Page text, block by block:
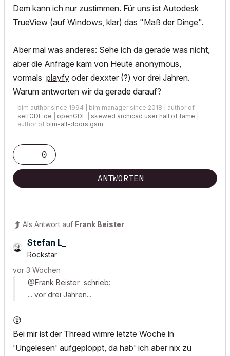
Dem kann ich nur zustimmen. Für uns ist Autodesk
TrueView (auf Windows, klar) das "Maß der Dinge".
Aber mal was anderes: Sehe ich da gerade was nicht,
aber die Anfrage kam von Heute anonymous,
vormals playfy oder dexxter (?) vor drei Jahren.
Warum antworten wir da gerade darauf?
bim author since 1994 | bim manager since 2018 | author of
selfGDL.de
openGDL skewed archicad user hall of fame
author of bim-all-doors.gsm
0
ANTWORTEN
Als Antwort auf Frank Beister
Stefan L_
Rockstar
vor 3 Wochen
@Frank Beister schrieb:
... vor drei Jahren...
😲
Bei mir ist der Thread wimre letzte Woche in
'Ungelesen' aufgeploppt, da hab' ich aber nix zu